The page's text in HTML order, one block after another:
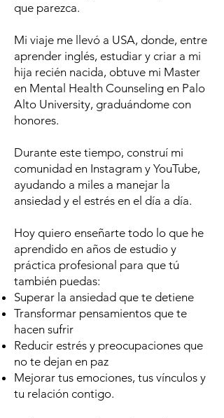
que parezca.
Mi viaje me llevó a USA, donde, entre
aprender inglés, estudiar y criar a mi
hija recién nacida, obtuve mi Master
en Mental Health Counseling en Palo
Alto University, graduándome con
honores.
Durante este tiempo, construí mi
comunidad en Instagram y YouTube,
ayudando a miles a manejar la
ansiedad y el estrés en el día a día.
Hoy quiero enseñarte todo lo que he
aprendido en años de estudio y
práctica profesional para que tú
también puedas:
Superar la ansiedad que te detiene
Transformar pensamientos que te
hacen sufrir
Reducir estrés y preocupaciones que
no te dejan en paz
Mejorar tus emociones, tus vínculos y
tu relación contigo.